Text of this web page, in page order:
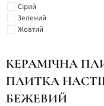
Сірий
Зелений
Жовтий
КЕРАМІЧНА
ПЛИТКА
БЕЖЕВИЙ